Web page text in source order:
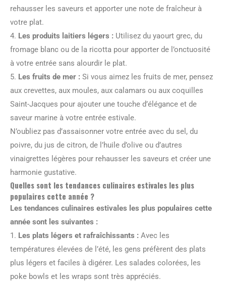
rehausser les saveurs et apporter une note de fraîcheur à
votre plat.
4. Les produits laitiers légers : Utilisez du yaourt grec, du
fromage blanc ou de la ricotta pour apporter de l’onctuosité
à votre entrée sans alourdir le plat.
5. Les fruits de mer : Si vous aimez les fruits de mer, pensez
aux crevettes, aux moules, aux calamars ou aux coquilles
Saint-Jacques pour ajouter une touche d’élégance et de
saveur marine à votre entrée estivale.
N’oubliez pas d’assaisonner votre entrée avec du sel, du
poivre, du jus de citron, de l’huile d’olive ou d’autres
vinaigrettes légères pour rehausser les saveurs et créer une
harmonie gustative.
Quelles sont les tendances culinaires estivales les plus
populaires cette année ?
Les tendances culinaires estivales les plus populaires cette
année sont les suivantes :
1. Les plats légers et rafraîchissants : Avec les
températures élevées de l’été, les gens préfèrent des plats
plus légers et faciles à digérer. Les salades colorées, les
poke bowls et les wraps sont très appréciés.